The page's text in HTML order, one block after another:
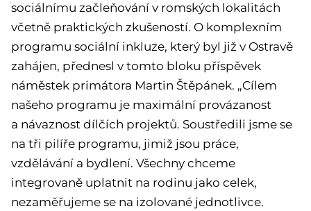
sociálnímu začleňování v romských lokalitách
včetně praktických zkušeností. O komplexním
programu sociální inkluze, který byl již v Ostravě
zahájen, přednesl v tomto bloku příspěvek
náměstek primátora Martin Štěpánek. „Cílem
našeho programu je maximální provázanost
a návaznost dílčích projektů. Soustředili jsme se
na tři pilíře programu, jimiž jsou práce,
vzdělávání a bydlení. Všechny chceme
integrovaně uplatnit na rodinu jako celek,
nezaměřujeme se na izolované jednotlivce.